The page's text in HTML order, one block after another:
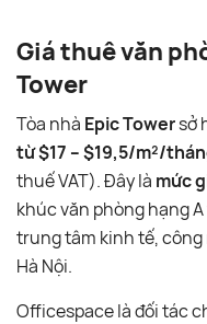
Giá thuê văn
Tower
Tòa nhà Epic Towersở
từ $17 – $19,5/m²/
thuế VAT). Đây là mức
khúc văn phòng hạng
trung tâm kinh tế, công
Hà Nội.
Officespace là đối tác